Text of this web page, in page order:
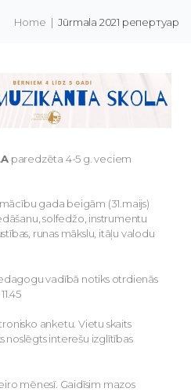
Home | Jūrmala 2021 репертуар
paredzēta 4-5 g. veciem
gada beigām (31.maijs)
solfedžo, instrumentu
runas mākslu, itāļu valodu
vadībā notiks otrdienās
anketu. Vietu skaits
noslēgts interešu izglītības
mēnesī. Gaidīsim mazos